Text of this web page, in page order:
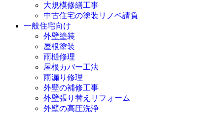
大規模修繕工事
中古住宅の塗装リノベ請負
一般住宅向け
外壁塗装
屋根塗装
雨樋修理
屋根カバー工法
雨漏り修理
外壁の補修工事
外壁張り替えリフォーム
外壁の高圧洗浄